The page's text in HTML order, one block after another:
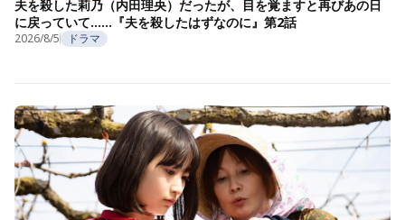
夫を殺した莉乃（内田理央）だったが、目を覚ますと再びあの日
に戻っていて……『夫を殺したはずなのに』第2話
2026/8/5 ドラマ